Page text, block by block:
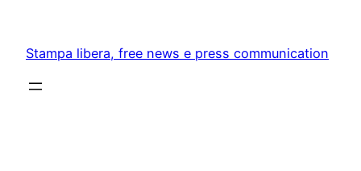
content
Stampa libera, free news e press communication